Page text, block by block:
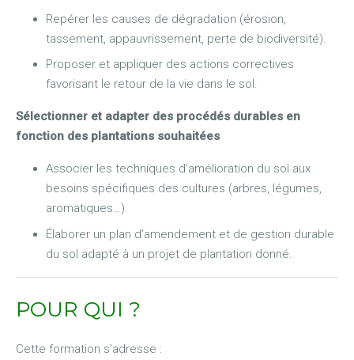
Repérer les causes de dégradation (érosion,
tassement, appauvrissement, perte de biodiversité).
Proposer et appliquer des actions correctives
favorisant le retour de la vie dans le sol.
Sélectionner et adapter des procédés durables en
fonction des plantations souhaitées
Associer les techniques d’amélioration du sol aux
besoins spécifiques des cultures (arbres, légumes,
aromatiques…).
Élaborer un plan d’amendement et de gestion durable
du sol adapté à un projet de plantation donné.
POUR QUI ?
Cette formation s’adresse :